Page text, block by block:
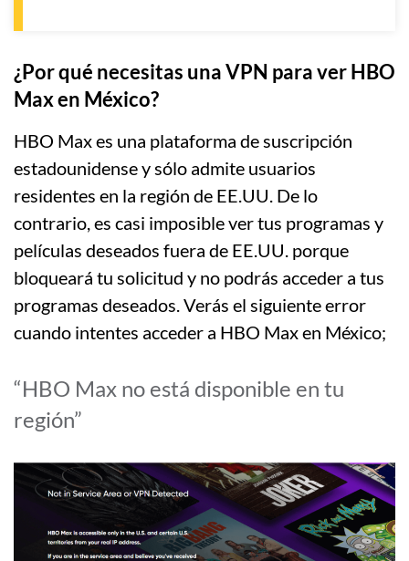
¿Por qué necesitas una VPN para ver HBO
Max en México?
HBO Max es una plataforma de suscripción
estadounidense y sólo admite usuarios
residentes en la región de EE.UU. De lo
contrario, es casi imposible ver tus programas y
películas deseados fuera de EE.UU. porque
bloqueará tu solicitud y no podrás acceder a tus
programas deseados. Verás el siguiente error
cuando intentes acceder a HBO Max en México;
“HBO Max no está disponible en tu
región”